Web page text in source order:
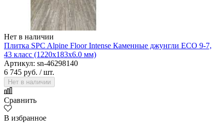
Нет в наличии
Плитка SPC Alpine Floor Intense Каменные джунгли ECO 9-7,
43 класс (1220х183х6.0 мм)
Артикул: sn-46298140
6 745 руб. / шт.
Нет в наличии
Сравнить
В избранное